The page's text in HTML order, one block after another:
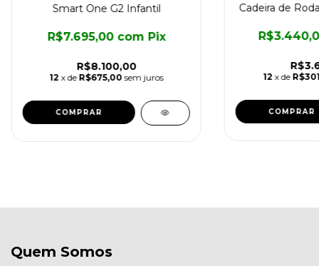
Smart One G2 Infantil
R$8.100,00
R$7.695,00 com Pix
12 x de R$675,00 sem juros
COMPRAR
Cadeira de
12 x de
COMPRAR
Quem Somos